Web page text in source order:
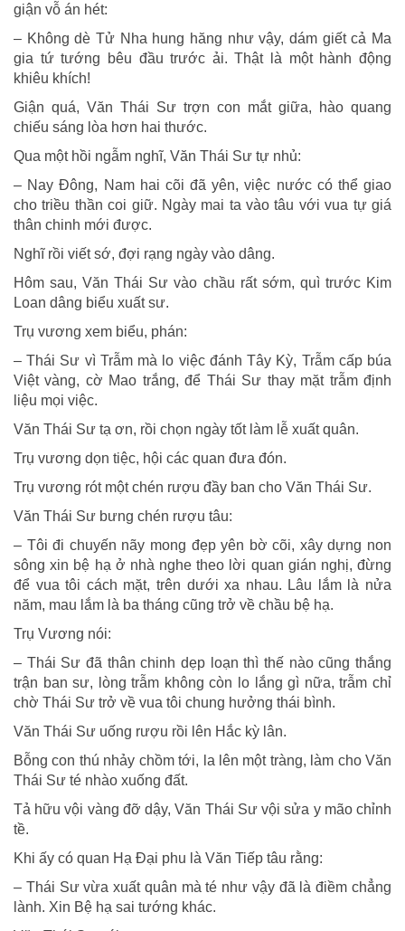
giận vỗ án hét:
– Không dè Tử Nha hung hăng như vậy, dám giết cả Ma
gia tứ tướng bêu đầu trước ải. Thật là một hành động
khiêu khích!
Giận quá, Văn Thái Sư trợn con mắt giữa, hào quang
chiếu sáng lòa hơn hai thước.
Qua một hồi ngẫm nghĩ, Văn Thái Sư tự nhủ:
– Nay Ðông, Nam hai cõi đã yên, việc nước có thể giao
cho triều thần coi giữ. Ngày mai ta vào tâu với vua tự giá
thân chinh mới được.
Nghĩ rồi viết sớ, đợi rạng ngày vào dâng.
Hôm sau, Văn Thái Sư vào chầu rất sớm, quì trước Kim
Loan dâng biểu xuất sư.
Trụ vương xem biểu, phán:
– Thái Sư vì Trẫm mà lo việc đánh Tây Kỳ, Trẫm cấp búa
Việt vàng, cờ Mao trắng, để Thái Sư thay mặt trẫm định
liệu mọi việc.
Văn Thái Sư tạ ơn, rồi chọn ngày tốt làm lễ xuất quân.
Trụ vương dọn tiệc, hội các quan đưa đón.
Trụ vương rót một chén rượu đầy ban cho Văn Thái Sư.
Văn Thái Sư bưng chén rượu tâu:
– Tôi đi chuyến nãy mong đẹp yên bờ cõi, xây dựng non
sông xin bệ hạ ở nhà nghe theo lời quan gián nghị, đừng
để vua tôi cách mặt, trên dưới xa nhau. Lâu lắm là nửa
năm, mau lắm là ba tháng cũng trở về chầu bệ hạ.
Trụ Vương nói:
– Thái Sư đã thân chinh dẹp loạn thì thế nào cũng thắng
trận ban sư, lòng trẫm không còn lo lắng gì nữa, trẫm chỉ
chờ Thái Sư trở về vua tôi chung hưởng thái bình.
Văn Thái Sư uống rượu rồi lên Hắc kỳ lân.
Bỗng con thú nhảy chồm tới, la lên một tràng, làm cho Văn
Thái Sư té nhào xuống đất.
Tả hữu vội vàng đỡ dậy, Văn Thái Sư vội sửa y mão chỉnh
tề.
Khi ấy có quan Hạ Ðại phu là Văn Tiếp tâu rằng:
– Thái Sư vừa xuất quân mà té như vậy đã là điềm chẳng
lành. Xin Bệ hạ sai tướng khác.